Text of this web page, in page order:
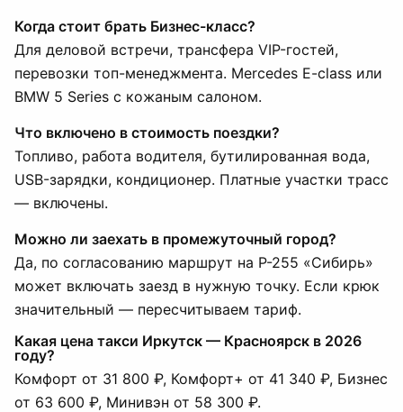
Когда стоит брать Бизнес-класс?
Для деловой встречи, трансфера VIP-гостей,
перевозки топ-менеджмента. Mercedes E-class или
BMW 5 Series с кожаным салоном.
Что включено в стоимость поездки?
Топливо, работа водителя, бутилированная вода,
USB-зарядки, кондиционер. Платные участки трасс
— включены.
Можно ли заехать в промежуточный город?
Да, по согласованию маршрут на Р-255 «Сибирь»
может включать заезд в нужную точку. Если крюк
значительный — пересчитываем тариф.
Какая цена такси Иркутск — Красноярск в 2026
году?
Комфорт от 31 800 ₽, Комфорт+ от 41 340 ₽, Бизнес
от 63 600 ₽, Минивэн от 58 300 ₽.